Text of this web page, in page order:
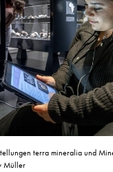
terra mineralia und
Müller